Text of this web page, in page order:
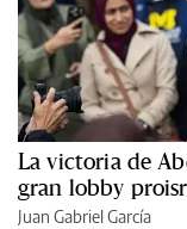
La victoria de
gran lobby
Juan Gabriel García